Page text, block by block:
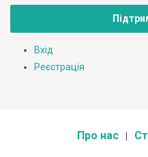
Вхід
Реєстрація
Про нас